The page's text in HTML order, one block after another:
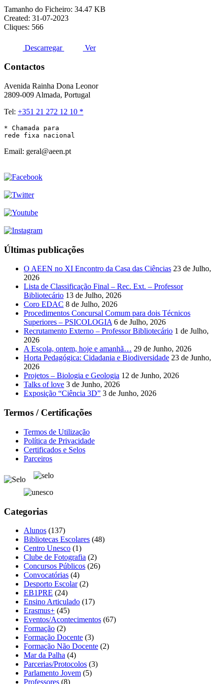
Tamanho do Ficheiro: 34.47 KB
Created: 31-07-2023
Cliques: 566
Descarregar Ver
Contactos
Avenida Rainha Dona Leonor
2809-009 Almada, Portugal
Tel: +351 21 272 12 10 *
* Chamada para
rede fixa nacional
Email: geral@aeen.pt
Últimas publicações
O AEEN no XI Encontro da Casa das Ciências 23 de Julho,
2026
Lista de Classificação Final – Rec. Ext. – Professor
Bibliotecário 13 de Julho, 2026
Coro EDAC 8 de Julho, 2026
Procedimentos Concursal Comum para dois Técnicos
Superiores – PSICOLOGIA 6 de Julho, 2026
Recrutamento Externo – Professor Bibliotecário 1 de Julho,
2026
A Escola, ontem, hoje e amanhã… 29 de Junho, 2026
Horta Pedagógica: Cidadania e Biodiversidade 23 de Junho,
2026
Projetos – Biologia e Geologia 12 de Junho, 2026
Talks of love 3 de Junho, 2026
Exposição “Ciência 3D” 3 de Junho, 2026
Termos / Certificações
Termos de Utilização
Política de Privacidade
Certificados e Selos
Parceiros
Categorias
Alunos (137)
Bibliotecas Escolares (48)
Centro Unesco (1)
Clube de Fotografia (2)
Concursos Públicos (26)
Convocatórias (4)
Desporto Escolar(2)
EB1PRE (24)
Ensino Articulado (17)
Erasmus+ (45)
Eventos/Acontecimentos (67)
Formação (2)
Formação Docente (3)
Formação Não Docente (2)
Mar da Palha (4)
Parcerias/Protocolos (3)
Parlamento Jovem (5)
Professores (8)